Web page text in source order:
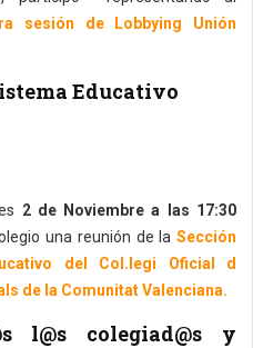
sesión de Lobbying Unión
Educativo
2 de Noviembre a las 17:30
una reunión de la Sección
del Col.legi Oficial d
de la Comunitat Valenciana.
l@s colegiad@s y